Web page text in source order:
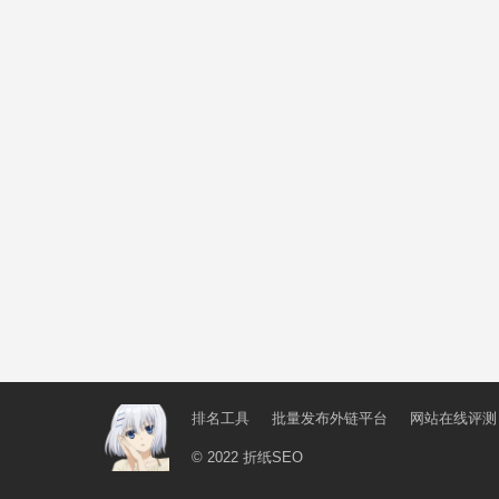
排名工具 批量发布外链平台 网站在线评测
© 2022 折纸SEO